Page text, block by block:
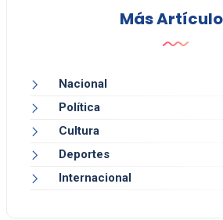
Más
Nacional
Política
Cultura
Deportes
Internacional